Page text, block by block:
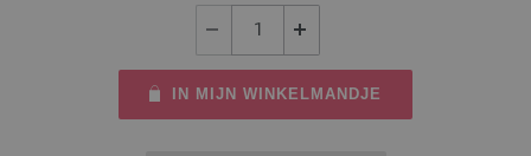
IN MIJN WINKELMANDJE